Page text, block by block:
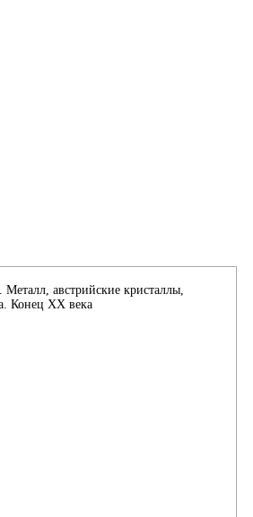
австрийские кристаллы,
Конец XX века